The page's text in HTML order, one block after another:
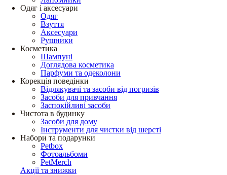
Одяг і аксесуари
Одяг
Взуття
Аксесуари
Рушники
Косметика
Шампуні
Доглядова косметика
Парфуми та одеколони
Корекція поведінки
Відлякувачі та засоби від погризів
Засоби для привчання
Заспокійливі засоби
Чистота в будинку
Засоби для дому
Інструменти для чистки від шерсті
Набори та подарунки
Petbox
Фотоальбоми
PetMerch
Акції та знижки